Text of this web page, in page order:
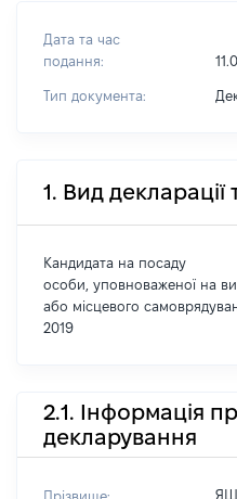
Дата та час
подання:
Тип документа:
1. Вид декларації
Кандидата на посаду
особи, уповноваженої на
або місцевого
2019
2.1. Інформація
декларування
Прізвище: